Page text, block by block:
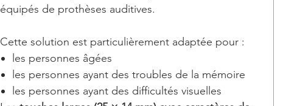
équipés de prothèses auditives.
Cette solution est particulièrement adaptée pour :
les personnes âgées
les personnes ayant des troubles de la mémoire
les personnes ayant des difficultés visuelles